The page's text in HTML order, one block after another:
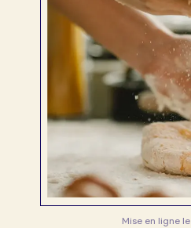
Mise en ligne le